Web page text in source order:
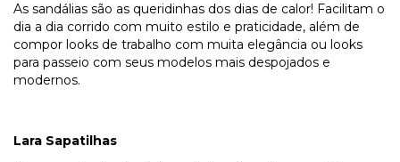
As sandálias são as queridinhas dos dias de calor! Facilitam o
dia a dia corrido com muito estilo e praticidade, além de
compor looks de trabalho com muita elegância ou looks
para passeio com seus modelos mais despojados e
modernos.
Lara Sapatilhas